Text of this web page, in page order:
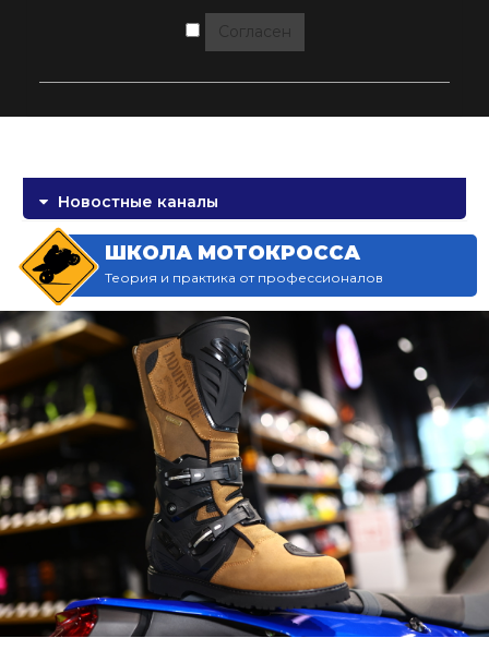
Согласен
Новостные каналы
ШКОЛА МОТОКРОССА
Теория и практика от профессионалов